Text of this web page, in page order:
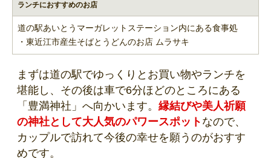
ランチにおすすめのお店
道の駅あいとうマーガレットステーション内にある食事処
・東近江市産生そばとうどんのお店 ムラサキ
まずは道の駅でゆっくりとお買い物やランチを
堪能し、その後は車で6分ほどのところにある
「豊満神社」へ向かいます。 縁結びや美人祈願
の神社として大人気のパワースポット なので、
カップルで訪れて今後の幸せを願うのがおすす
めです。